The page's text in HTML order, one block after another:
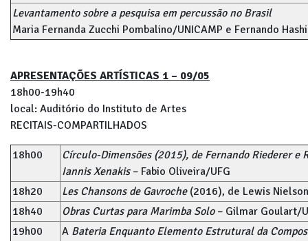
Levantamento sobre a pesquisa em percussão no Brasil
Maria Fernanda Zucchi Pombalino/UNICAMP e Fernando
APRESENTAÇÕES ARTÍSTICAS 1 – 09/05
18h00-19h40
local: Auditório do Instituto de Artes
RECITAIS-COMPARTILHADOS
18h00
Círculo-Dimensões (2015), de Fernando Riederer e
Iannis Xenakis– Fabio Oliveira/UFG
18h20
Les Chansons de Gavroche(2016), de Lewis
18h40
Obras Curtas para Marimba Solo– Gilmar Goulart/
19h00
A Bateria Enquanto Elemento Estrutural da